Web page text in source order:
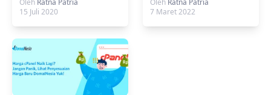
Oleh Ratna Patria
15 Juli 2020
Oleh Ratna Patria
7 Maret 2022